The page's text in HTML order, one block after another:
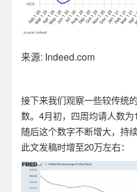
来源: Indeed.com
接下来我们观察一些较传统
数。 4月初，四周均请人数为
随后这个数字不断增大，持
此文发稿时增至20万左右：